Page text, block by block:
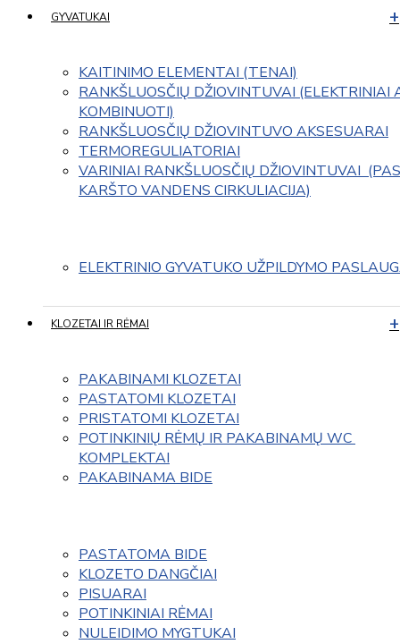
GYVATUKAI
KAITINIMO ELEMENTAI (TENAI)
RANKŠLUOSČIŲ DŽIOVINTUVAI (ELEKTRINIAI
KOMBINUOTI)
RANKŠLUOSČIŲ DŽIOVINTUVO AKSESUARAI
TERMOREGULIATORIAI
VARINIAI RANKŠLUOSČIŲ DŽIOVINTUVAI
KARŠTO VANDENS CIRKULIACIJA)
ELEKTRINIO GYVATUKO UŽPILDYMO
KLOZETAI IR RĖMAI
PAKABINAMI KLOZETAI
PASTATOMI KLOZETAI
PRISTATOMI KLOZETAI
POTINKINIŲ RĖMŲ IR PAKABINAMŲ WC
KOMPLEKTAI
PAKABINAMA BIDE
PASTATOMA BIDE
KLOZETO DANGČIAI
PISUARAI
POTINKINIAI RĖMAI
NULEIDIMO MYGTUKAI